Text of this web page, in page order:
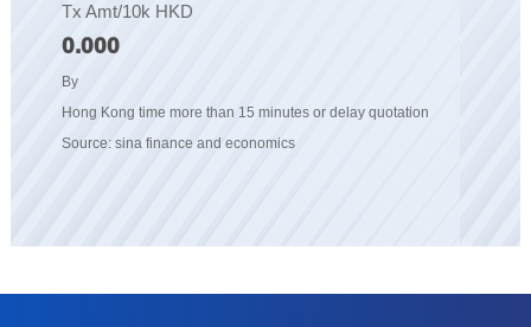
Tx Amt/10k HKD
0.000
By
Hong Kong time more than 15 minutes or delay quotation
Source: sina finance and economics